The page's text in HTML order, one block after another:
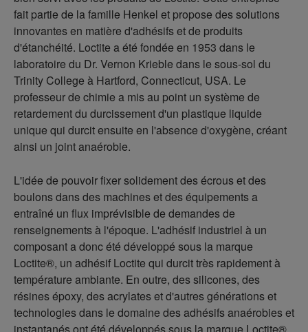
fait partie de la famille Henkel et propose des solutions
innovantes en matière d'adhésifs et de produits
d'étanchéité. Loctite a été fondée en 1953 dans le
laboratoire du Dr. Vernon Krieble dans le sous-sol du
Trinity College à Hartford, Connecticut, USA. Le
professeur de chimie a mis au point un système de
retardement du durcissement d'un plastique liquide
unique qui durcit ensuite en l'absence d'oxygène, créant
ainsi un joint anaérobie.
L'idée de pouvoir fixer solidement des écrous et des
boulons dans des machines et des équipements a
entraîné un flux imprévisible de demandes de
renseignements à l'époque. L'adhésif industriel à un
composant a donc été développé sous la marque
Loctite®, un adhésif Loctite qui durcit très rapidement à
température ambiante. En outre, des silicones, des
résines époxy, des acrylates et d'autres générations et
technologies dans le domaine des adhésifs anaérobies et